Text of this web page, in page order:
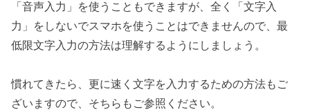
「音声入力」を使うこともできますが、全く「文字入
力」をしないでスマホを使うことはできませんので、最
低限文字入力の方法は理解するようにしましょう。
慣れてきたら、更に速く文字を入力するための方法もご
ざいますので、そちらもご参照ください。